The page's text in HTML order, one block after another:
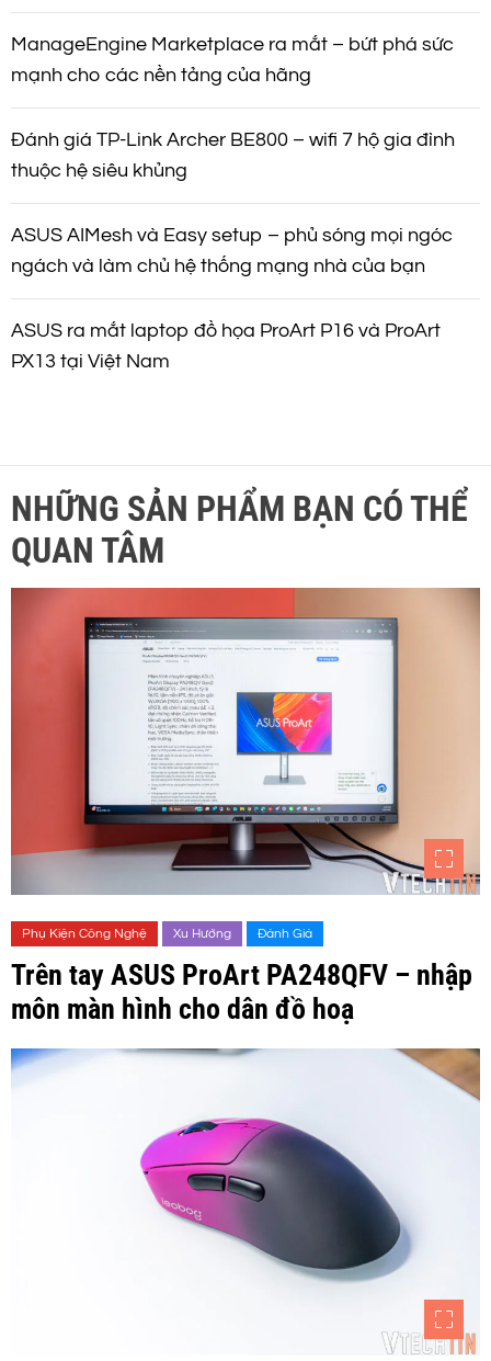
ManageEngine Marketplace ra mắt – bứt phá sức
mạnh cho các nền tảng của hãng
Đánh giá TP-Link Archer BE800 – wifi 7 hộ gia đình
thuộc hệ siêu khủng
ASUS AIMesh và Easy setup – phủ sóng mọi ngóc
ngách và làm chủ hệ thống mạng nhà của bạn
ASUS ra mắt laptop đồ họa ProArt P16 và ProArt
PX13 tại Việt Nam
NHỮNG SẢN PHẨM BẠN CÓ THỂ
QUAN TÂM
Phụ Kiện Công Nghệ Xu Hướng Đánh Giá
Trên tay ASUS ProArt PA248QFV – nhập
môn màn hình cho dân đồ hoạ